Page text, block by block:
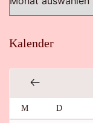
Kalender
M D